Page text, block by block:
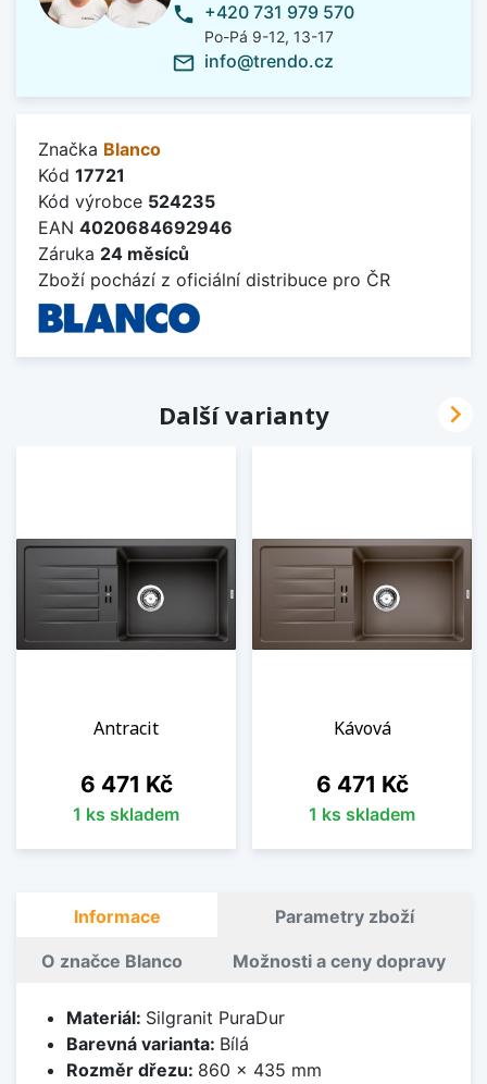
phone +420 731 979 570
Po-Pá 9-12, 13-17
mail_outline info@trendo.cz
Značka Blanco
Kód 17721
Kód výrobce 524235
EAN 4020684692946
Záruka 24 měsíců
Zboží pochází z oficiální distribuce pro ČR
Další varianty
Antracit
Cena
6 471 Kč
1 ks skladem
Kávová
Cena
6 471 Kč
1 ks skladem

Informace Parametry zboží
O značce Blanco Možnosti a ceny dopravy
Materiál: Silgranit PuraDur
Barevná varianta: Bílá
Rozměr dřezu: 860 x 435 mm